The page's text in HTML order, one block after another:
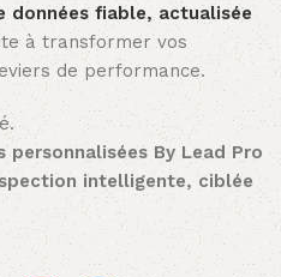
données fiable, actualisée
à transformer vos
de performance.
personnalisées By Lead Pro
intelligente, ciblée